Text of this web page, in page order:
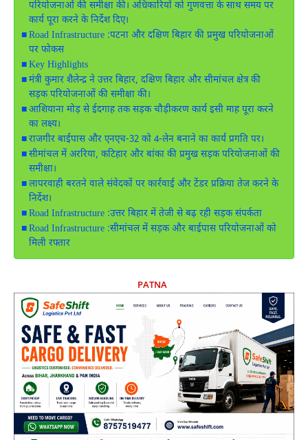
परियोजनाओं की समीक्षा की। अधिकारियों को गुणवत्ता के साथ समय पर
कार्य पूरा करने के निर्देश दिए।
Road Infrastructure :पटना और दक्षिण बिहार की प्रमुख परियोजनाओं
पर फोकस
Key Highlights
मंत्री कुमार शैलेन्द्र ने उत्तर बिहार, दक्षिण बिहार और सीमांचल क्षेत्र की
सड़क परियोजनाओं की समीक्षा की।
आशियाना मोड़ से ईदगाह तक सड़क चौड़ीकरण कार्य इसी माह पूरा करने
का लक्ष्य।
राजगीर बाईपास और एनएच-32 को 4-लेन बनाने का कार्य प्रगति पर।
सीमांचल में अररिया, कटिहार और बांका की प्रमुख सड़क परियोजनाओं की
समीक्षा।
लापरवाही बरतने वाले संवेदकों पर कार्रवाई और टेंडर प्रक्रिया तेज करने के
निर्देश।
Road Infrastructure :उत्तर बिहार में तेजी से बढ़ रही सड़क संपर्कता
Road Infrastructure :सीमांचल में सड़क और बाईपास परियोजनाओं को
मिली रफ्तार
PATNA